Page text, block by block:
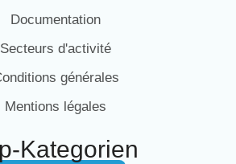
Documentation
Secteurs d'activité
générales
Mentions légales
Kategorien